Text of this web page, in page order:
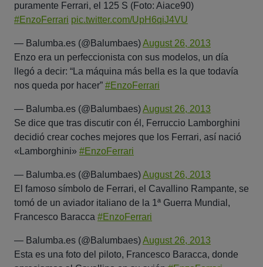
puramente Ferrari, el 125 S (Foto: Aiace90)
#EnzoFerrari pic.twitter.com/UpH6qiJ4VU
— Balumba.es (@Balumbaes)August 26, 2013
Enzo era un perfeccionista con sus modelos, un día
llegó a decir: “La máquina más bella es la que todavía
nos queda por hacer” #EnzoFerrari
— Balumba.es (@Balumbaes)August 26, 2013
Se dice que tras discutir con él, Ferruccio Lamborghini
decidió crear coches mejores que los Ferrari, así nació
«Lamborghini» #EnzoFerrari
— Balumba.es (@Balumbaes)August 26, 2013
El famoso símbolo de Ferrari, el Cavallino Rampante, se
tomó de un aviador italiano de la 1ª Guerra Mundial,
Francesco Baracca #EnzoFerrari
— Balumba.es (@Balumbaes)August 26, 2013
Esta es una foto del piloto, Francesco Baracca, donde